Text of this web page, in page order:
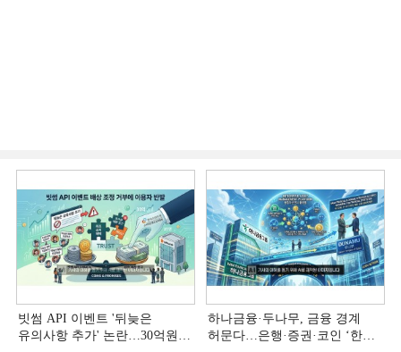
빗썸 API 이벤트 '뒤늦은
유의사항 추가' 논란…30억원
하나금융·두나무, 금융 경계
허문다…은행·증권·코인 ‘한